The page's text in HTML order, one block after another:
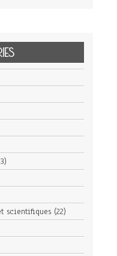
scientifiques (22)